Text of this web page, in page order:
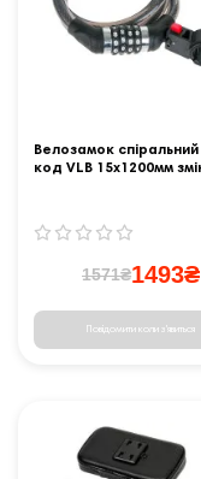
Велозамок спіральний
код VLB 15x1200мм
1571₴1493₴
Повідомити коли з'явиться